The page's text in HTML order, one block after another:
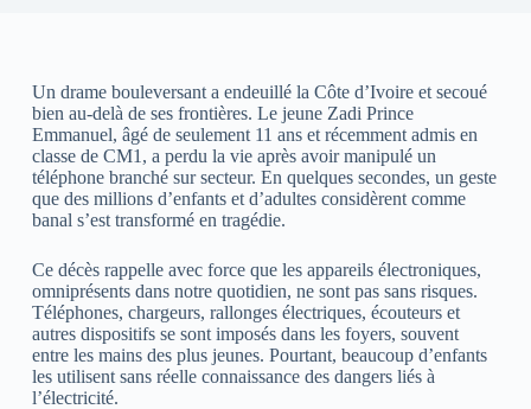
Un drame bouleversant a endeuillé la Côte d’Ivoire et secoué
bien au-delà de ses frontières. Le jeune Zadi Prince
Emmanuel, âgé de seulement 11 ans et récemment admis en
classe de CM1, a perdu la vie après avoir manipulé un
téléphone branché sur secteur. En quelques secondes, un geste
que des millions d’enfants et d’adultes considèrent comme
banal s’est transformé en tragédie.
Ce décès rappelle avec force que les appareils électroniques,
omniprésents dans notre quotidien, ne sont pas sans risques.
Téléphones, chargeurs, rallonges électriques, écouteurs et
autres dispositifs se sont imposés dans les foyers, souvent
entre les mains des plus jeunes. Pourtant, beaucoup d’enfants
les utilisent sans réelle connaissance des dangers liés à
l’électricité.